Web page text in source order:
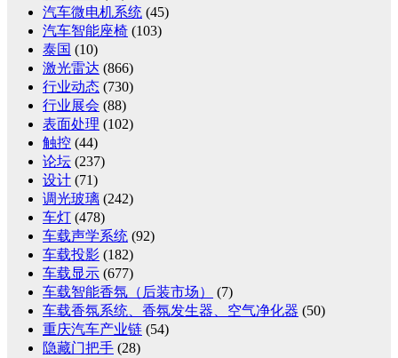
汽车微电机系统 (45)
汽车智能座椅 (103)
泰国 (10)
激光雷达 (866)
行业动态 (730)
行业展会 (88)
表面处理 (102)
触控 (44)
论坛 (237)
设计 (71)
调光玻璃 (242)
车灯 (478)
车载声学系统 (92)
车载投影 (182)
车载显示 (677)
车载智能香氛（后装市场）
(7)
车载香氛系统、香氛发生器、空气净化器 (50)
重庆汽车产业链 (54)
隐藏门把手 (28)